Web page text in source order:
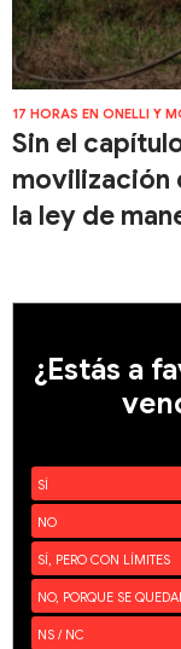
17 HORAS EN ONELLI Y
Sin el
movilización
la ley de
¿Estás a
SÍ
NO
SÍ, PERO CON LÍMITES
NO, PORQUE SE
NS / NC